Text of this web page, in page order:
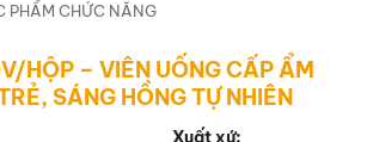
PHẨM CHỨC NĂNG
HỘP – VIÊN UỐNG CẤP ẨM
SÁNG HỒNG TỰ NHIÊN